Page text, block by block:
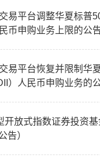
易平台调整华夏标普
币申购业务上限的公
易平台恢复并限制华
）人民币申购业务的
放式指数证券投资
告）